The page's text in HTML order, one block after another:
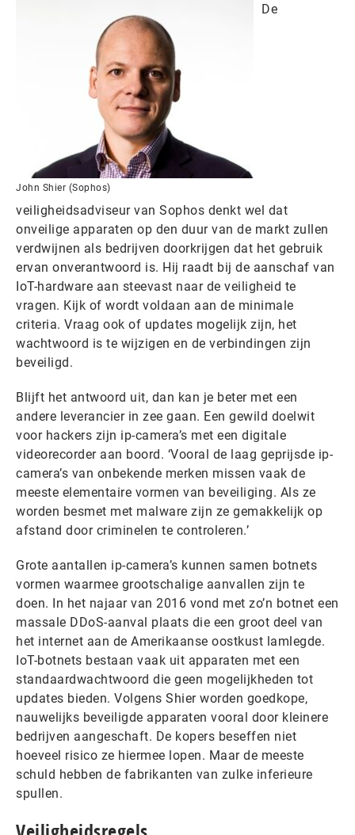
John Shier (Sophos)
De
veiligheidsadviseur van Sophos denkt wel dat
onveilige apparaten op den duur van de markt zullen
verdwijnen als bedrijven doorkrijgen dat het gebruik
ervan onverantwoord is. Hij raadt bij de aanschaf van
IoT-hardware aan steevast naar de veiligheid te
vragen. Kijk of wordt voldaan aan de minimale
criteria. Vraag ook of updates mogelijk zijn, het
wachtwoord is te wijzigen en de verbindingen zijn
beveiligd.
Blijft het antwoord uit, dan kan je beter met een
andere leverancier in zee gaan. Een gewild doelwit
voor hackers zijn ip-camera’s met een digitale
videorecorder aan boord. ‘Vooral de laag geprijsde ip-
camera’s van onbekende merken missen vaak de
meeste elementaire vormen van beveiliging. Als ze
worden besmet met malware zijn ze gemakkelijk op
afstand door criminelen te controleren.’
Grote aantallen ip-camera’s kunnen samen botnets
vormen waarmee grootschalige aanvallen zijn te
doen. In het najaar van 2016 vond met zo’n botnet een
massale DDoS-aanval plaats die een groot deel van
het internet aan de Amerikaanse oostkust lamlegde.
IoT-botnets bestaan vaak uit apparaten met een
standaardwachtwoord die geen mogelijkheden tot
updates bieden. Volgens Shier worden goedkope,
nauwelijks beveiligde apparaten vooral door kleinere
bedrijven aangeschaft. De kopers beseffen niet
hoeveel risico ze hiermee lopen. Maar de meeste
schuld hebben de fabrikanten van zulke inferieure
spullen.